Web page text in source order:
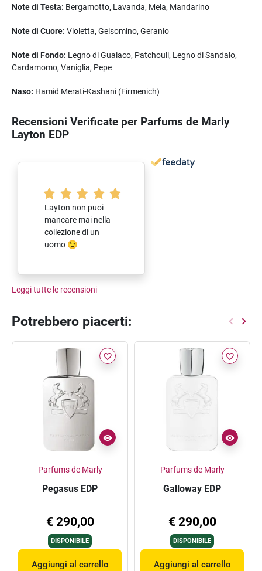
Note di Testa: Bergamotto, Lavanda, Mela, Mandarino
Note di Cuore: Violetta, Gelsomino, Geranio
Note di Fondo: Legno di Guaiaco, Patchouli, Legno di Sandalo,
Cardamomo, Vaniglia, Pepe
Naso: Hamid Merati-Kashani (Firmenich)
Recensioni Verificate per Parfums de Marly
Layton EDP
Layton non puoi
mancare mai nella
collezione di un
uomo 😉
Leggi tutte le recensioni
Potrebbero piacerti:
favorite_border
Parfums de Marly
Pegasus EDP
€ 290,00
DISPONIBILE
Aggiungi al carrello
favorite_border
Parfums de Marly
Galloway EDP
€ 290,00
DISPONIBILE
Aggiungi al carrello